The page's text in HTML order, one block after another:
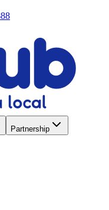
Partnership